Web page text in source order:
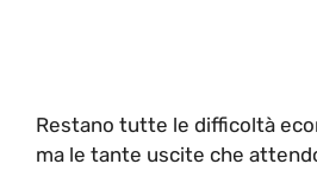
Restano tutte le difficoltà
ma le tante uscite che